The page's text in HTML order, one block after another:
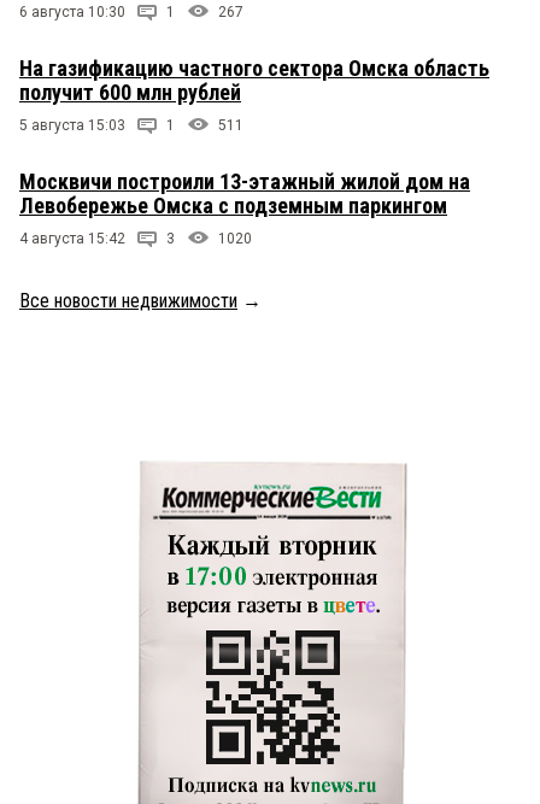
6 августа 10:30 1 267
На газификацию частного сектора Омска область
получит 600 млн рублей
5 августа 15:03 1 511
Москвичи построили 13-этажный жилой дом на
Левобережье Омска с подземным паркингом
4 августа 15:42 3 1020
Все новости недвижимости →